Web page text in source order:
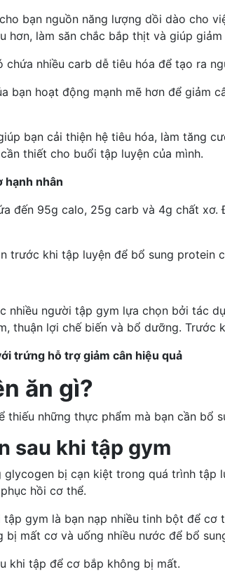
bạn nguồn năng lượng dồi dào cho
hơn, làm săn chắc bắp thịt và giúp giảm
nhiều carb dễ tiêu hóa để tạo ra
bạn hoạt động mạnh mẽ hơn để giảm
bạn cải thiện hệ tiêu hóa, làm tăng
thiết cho buổi tập luyện của mình.
hạnh nhân
đến 95g calo, 25g carb và 4g chất
trước khi tập luyện để bổ sung
nhiều người tập gym lựa chọn bởi tác
thuận lợi chế biến và bổ dưỡng.
trứng hỗ trợ giảm cân hiệu quả
ăn gì?
những thực phẩm mà bạn cần bổ
sau khi tập gym
glycogen bị cạn kiệt trong quá trình
hồi cơ thể.
gym là bạn nạp nhiều tinh bột để
bị mất cơ và uống nhiều nước để bổ
khi tập để cơ bắp không bị mất.